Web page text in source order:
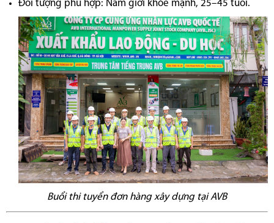
Đối tượng phù hợp: Nam giới khỏe mạnh, 25–45 tuổi.
Buổi thi tuyển đơn hàng xây dựng tại AVB